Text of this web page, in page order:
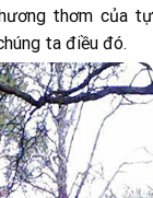
thơm của tự
ta điều đó.